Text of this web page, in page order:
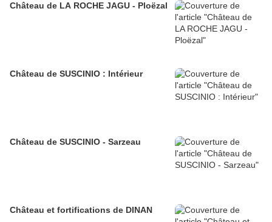
Château de LA ROCHE JAGU - Ploëzal
Château de SUSCINIO : Intérieur
Château de SUSCINIO - Sarzeau
Château et fortifications de DINAN